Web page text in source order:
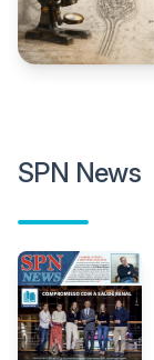
SPN News